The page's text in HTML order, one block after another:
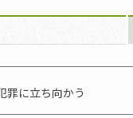
罪に立ち向かう